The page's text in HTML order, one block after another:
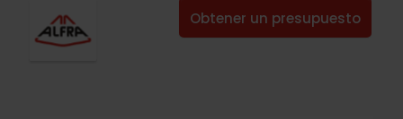
Obtener un presupuesto